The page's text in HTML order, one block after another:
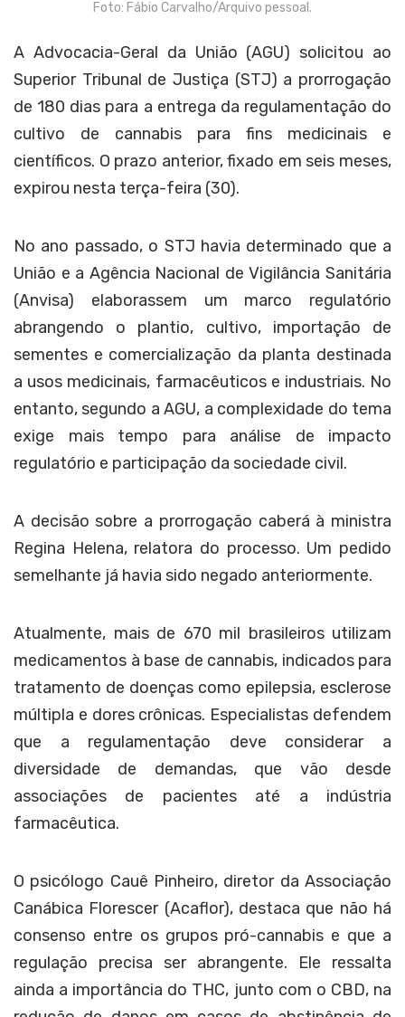
Foto: Fábio Carvalho/Arquivo pessoal.
A Advocacia-Geral da União (AGU) solicitou ao
Superior Tribunal de Justiça (STJ) a prorrogação
de 180 dias para a entrega da regulamentação do
cultivo de cannabis para fins medicinais e
científicos. O prazo anterior, fixado em seis meses,
expirou nesta terça-feira (30).
No ano passado, o STJ havia determinado que a
União e a Agência Nacional de Vigilância Sanitária
(Anvisa) elaborassem um marco regulatório
abrangendo o plantio, cultivo, importação de
sementes e comercialização da planta destinada
a usos medicinais, farmacêuticos e industriais. No
entanto, segundo a AGU, a complexidade do tema
exige mais tempo para análise de impacto
regulatório e participação da sociedade civil.
A decisão sobre a prorrogação caberá à ministra
Regina Helena, relatora do processo. Um pedido
semelhante já havia sido negado anteriormente.
Atualmente, mais de 670 mil brasileiros utilizam
medicamentos à base de cannabis, indicados para
tratamento de doenças como epilepsia, esclerose
múltipla e dores crônicas. Especialistas defendem
que a regulamentação deve considerar a
diversidade de demandas, que vão desde
associações de pacientes até a indústria
farmacêutica.
O psicólogo Cauê Pinheiro, diretor da Associação
Canábica Florescer (Acaflor), destaca que não há
consenso entre os grupos pró-cannabis e que a
regulação precisa ser abrangente. Ele ressalta
ainda a importância do THC, junto com o CBD, na